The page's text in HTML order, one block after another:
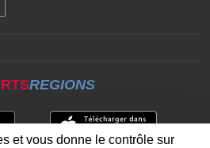
REGIONS
et vous donne le contrôle sur